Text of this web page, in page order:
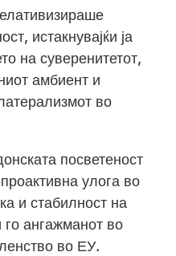
истакнувајќи ја
на суверенитетот,
амбиент и
во
посветеност
улога во
и стабилност на
го ангажманот во
во ЕУ.